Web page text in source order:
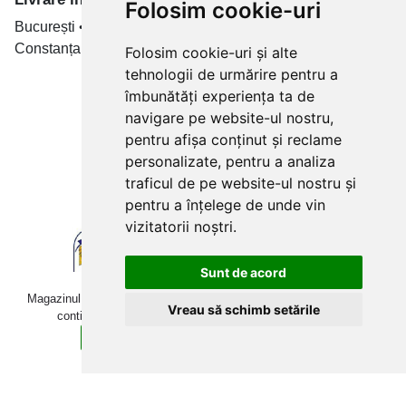
Folosim cookie-uri
Folosim cookie-uri și alte
tehnologii de urmărire pentru a
îmbunătăți experiența ta de
navigare pe website-ul nostru,
pentru afișa conținut și reclame
personalizate, pentru a analiza
traficul de pe website-ul nostru și
pentru a înțelege de unde vin
vizitatorii noștri.
Sunt de acord
Vreau să schimb setările
Magazinul online betoniera-roaba.ro folosește cookies. Navigând în
continuare, îți exprimi acordul pentru folosirea acestora.
București • Cluj-Napoca • Brașov • Timișoara • Iași •
Constanța • Craiova
Plăți cu card bancar prin